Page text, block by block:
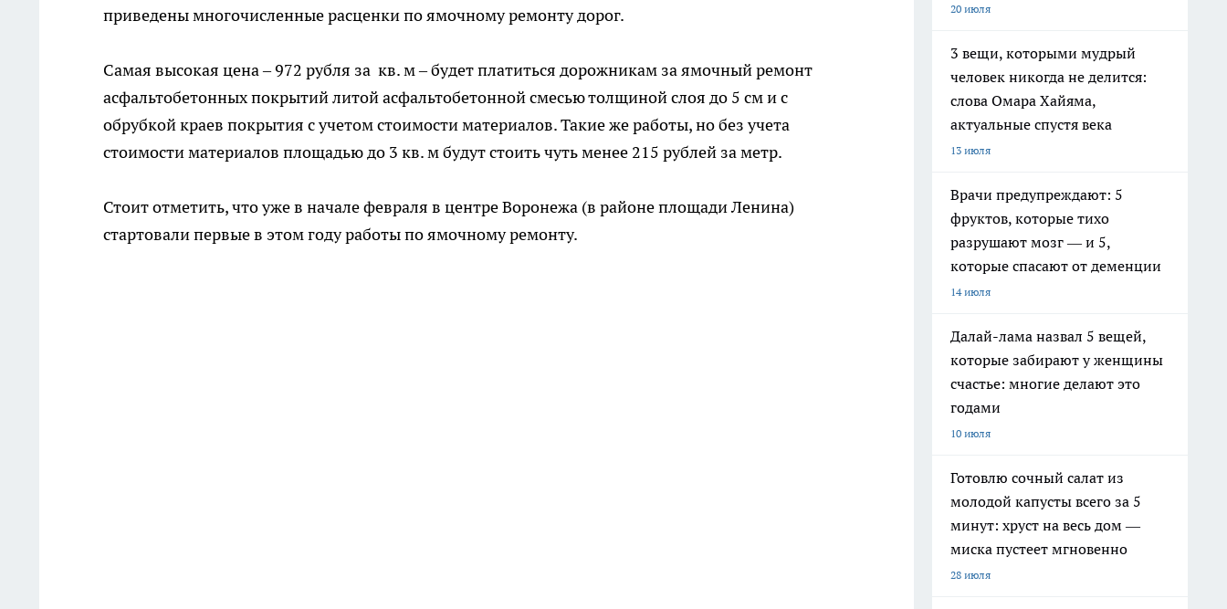
приведены многочисленные расценки по ямочному ремонту дорог.
Самая высокая цена – 972 рубля за кв. м – будет платиться дорожникам за ямочный ремонт
асфальтобетонных покрытий литой асфальтобетонной смесью толщиной слоя до 5 см и с
обрубкой краев покрытия с учетом стоимости материалов. Такие же работы, но без учета
стоимости материалов площадью до 3 кв. м будут стоить чуть менее 215 рублей за метр.
Стоит отметить, что уже в начале февраля в центре Воронежа (в районе площади Ленина)
стартовали первые в этом году работы по ямочному ремонту.
20 июля
3 вещи, которыми мудрый
человек никогда не делится:
слова Омара Хайяма,
актуальные спустя века
13 июля
Врачи предупреждают: 5
фруктов, которые тихо
разрушают мозг — и 5,
которые спасают от деменции
14 июля
Далай-лама назвал 5 вещей,
которые забирают у женщины
счастье: многие делают это
годами
10 июля
Готовлю сочный салат из
молодой капусты всего за 5
минут: хруст на весь дом —
миска пустеет мгновенно
28 июля